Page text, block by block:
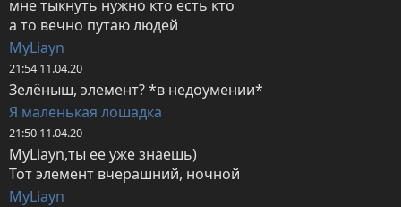
мне тыкнуть нужно кто есть кто
а то вечно путаю людей
MyLiayn
21:54 11.04.20
Зелёныш, элемент? *в недоумении*
Я маленькая лошадка
21:50 11.04.20
MyLiayn,ты ее уже знаешь)
Тот элемент вчерашний, ночной
MyLiayn